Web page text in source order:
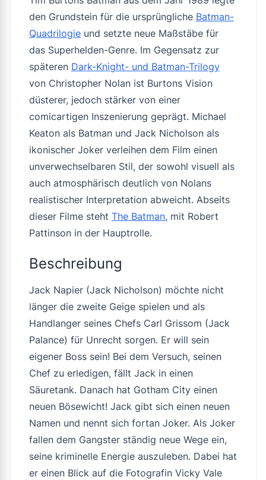
den Grundstein für die ursprüngliche Batman-
Quadrilogie und setzte neue Maßstäbe für
das Superhelden-Genre. Im Gegensatz zur
späteren Dark-Knight- und Batman-Trilogy
von Christopher Nolan ist Burtons Vision
düsterer, jedoch stärker von einer
comicartigen Inszenierung geprägt. Michael
Keaton als Batman und Jack Nicholson als
ikonischer Joker verleihen dem Film einen
unverwechselbaren Stil, der sowohl visuell als
auch atmosphärisch deutlich von Nolans
realistischer Interpretation abweicht. Abseits
dieser Filme steht The Batman, mit Robert
Pattinson in der Hauptrolle.
Beschreibung
Jack Napier (Jack Nicholson) möchte nicht
länger die zweite Geige spielen und als
Handlanger seines Chefs Carl Grissom (Jack
Palance) für Unrecht sorgen. Er will sein
eigener Boss sein! Bei dem Versuch, seinen
Chef zu erledigen, fällt Jack in einen
Säuretank. Danach hat Gotham City einen
neuen Bösewicht! Jack gibt sich einen neuen
Namen und nennt sich fortan Joker. Als Joker
fallen dem Gangster ständig neue Wege ein,
seine kriminelle Energie auszuleben. Dabei hat
er einen Blick auf die Fotografin Vicky Vale